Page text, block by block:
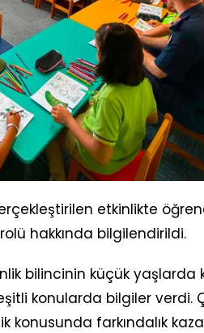
etkinlikte
hakkında bilgilendirildi.
bilincinin küçük yaşlarda
konularda bilgiler verdi.
farkındalık